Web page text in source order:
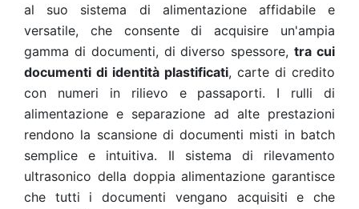
al suo sistema di alimentazione affidabile e
versatile, che consente di acquisire un'ampia
gamma di documenti, di diverso spessore,tra cui
documenti di identità plastificati, carte di credito
con numeri in rilievo e passaporti. I rulli di
alimentazione e separazione ad alte prestazioni
rendono la scansione di documenti misti in batch
semplice e intuitiva. Il sistema di rilevamento
ultrasonico della doppia alimentazione garantisce
che tutti i documenti vengano acquisiti e che